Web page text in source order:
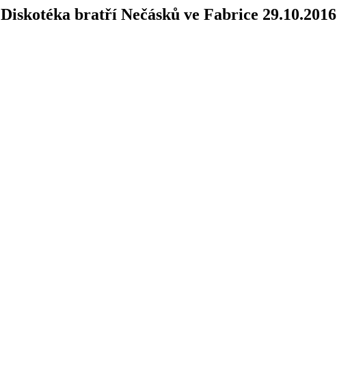
Diskotéka bratří Nečásků ve Fabrice 29.10.2016